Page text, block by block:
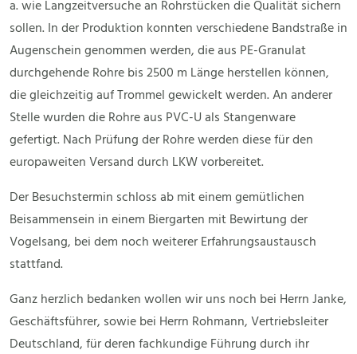
a. wie Langzeitversuche an Rohrstücken die Qualität sichern
sollen. In der Produktion konnten verschiedene Bandstraße in
Augenschein genommen werden, die aus PE-Granulat
durchgehende Rohre bis 2500 m Länge herstellen können,
die gleichzeitig auf Trommel gewickelt werden. An anderer
Stelle wurden die Rohre aus PVC-U als Stangenware
gefertigt. Nach Prüfung der Rohre werden diese für den
europaweiten Versand durch LKW vorbereitet.
Der Besuchstermin schloss ab mit einem gemütlichen
Beisammensein in einem Biergarten mit Bewirtung der
Vogelsang, bei dem noch weiterer Erfahrungsaustausch
stattfand.
Ganz herzlich bedanken wollen wir uns noch bei Herrn Janke,
Geschäftsführer, sowie bei Herrn Rohmann, Vertriebsleiter
Deutschland, für deren fachkundige Führung durch ihr